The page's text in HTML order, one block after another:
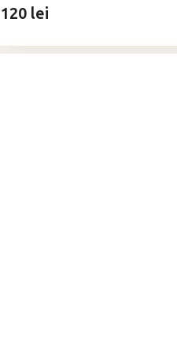
stele.
120 lei